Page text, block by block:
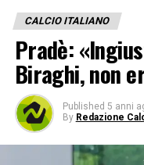
CALCIO ITALIANO
Pradè:
Biraghi, non
Published 5 anni
By Redazione